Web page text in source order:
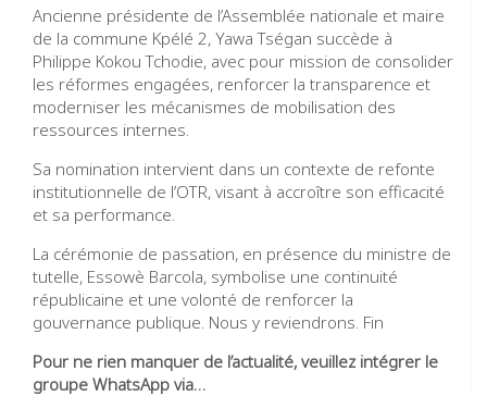
Ancienne présidente de l’Assemblée nationale et maire
de la commune Kpélé 2, Yawa Tségan succède à
Philippe Kokou Tchodie, avec pour mission de consolider
les réformes engagées, renforcer la transparence et
moderniser les mécanismes de mobilisation des
ressources internes.
Sa nomination intervient dans un contexte de refonte
institutionnelle de l’OTR, visant à accroître son efficacité
et sa performance.
La cérémonie de passation, en présence du ministre de
tutelle, Essowè Barcola, symbolise une continuité
républicaine et une volonté de renforcer la
gouvernance publique. Nous y reviendrons. Fin
Pour ne rien manquer de l’actualité, veuillez intégrer le
groupe WhatsApp via…